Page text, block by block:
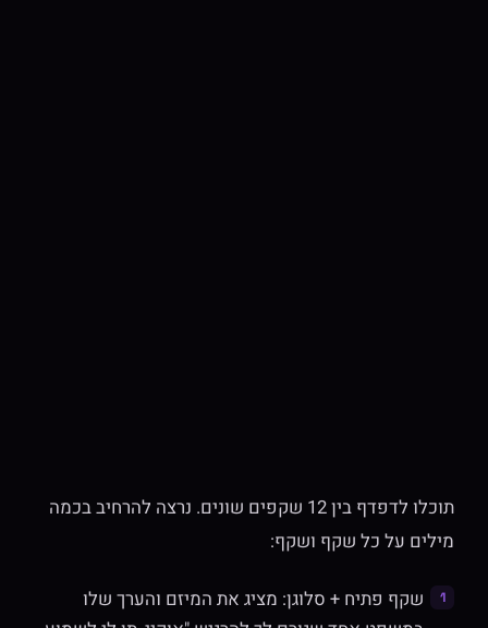
תוכלו לדפדף בין 12 שקפים שונים. נרצה להרחיב בכמה
מילים על כל שקף ושקף:
שקף פתיח + סלוגן: מציג את המיזם והערך שלו